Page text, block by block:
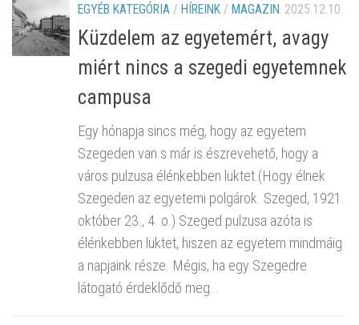
EGYÉB KATEGÓRIA / HÍREINK / MAGAZIN 2025.12.10.
Küzdelem az egyetemért, avagy
miért nincs a szegedi egyetemnek
campusa
Egy hónapja sincs még, hogy az egyetem
Szegeden van s már is észrevehető, hogy a
város pulzusa élénkebben lüktet.(Hogy élnek
Szegeden az egyetemi polgárok. Szeged, 1921.
október 23., 4. o.) Szeged pulzusa azóta is
élénkebben lüktet, hiszen az egyetem mindmáig
a napjaink része. Mégis, ha egy Szegedre
látogató érdeklődő meg...